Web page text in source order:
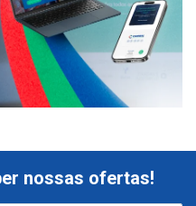
nossas ofertas!